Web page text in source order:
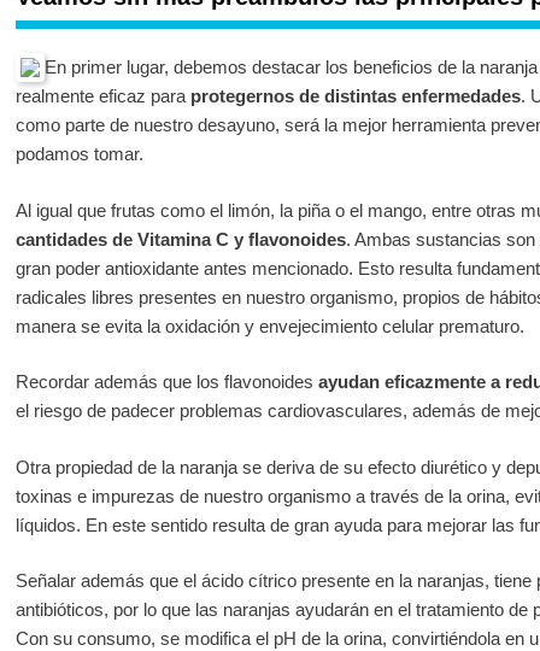
En primer lugar, debemos destacar los beneficios de la
realmente eficaz para protegernos de distintas enfermedades.
como parte de nuestro desayuno, será la mejor herramienta
podamos tomar.
Al igual que frutas como el limón, la piña o el mango, entre otras
cantidades de Vitamina C y flavonoides. Ambas sustancias
gran poder antioxidante antes mencionado. Esto resulta
radicales libres presentes en nuestro organismo, propios de
manera se evita la oxidación y envejecimiento celular prematuro.
Recordar además que los flavonoides ayudan eficazmente a
el riesgo de padecer problemas cardiovasculares, además de
Otra propiedad de la naranja se deriva de su efecto diurético y
toxinas e impurezas de nuestro organismo a través de la orina,
líquidos. En este sentido resulta de gran ayuda para mejorar las
Señalar además que el ácido cítrico presente en la naranjas,
antibióticos, por lo que las naranjas ayudarán en el tratamiento
Con su consumo, se modifica el pH de la orina, convirtiéndola en